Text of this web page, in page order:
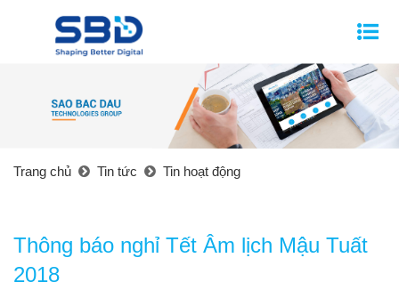
Trang chủ Tin tức Tin hoạt động
Thông báo nghỉ Tết Âm lịch Mậu Tuất
2018